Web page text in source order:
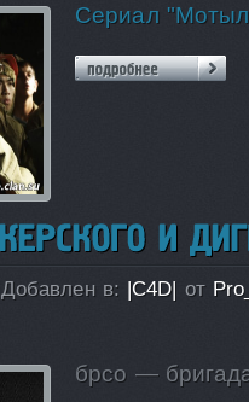
Сериал
Добавлен в: |C4D| от
брсо —